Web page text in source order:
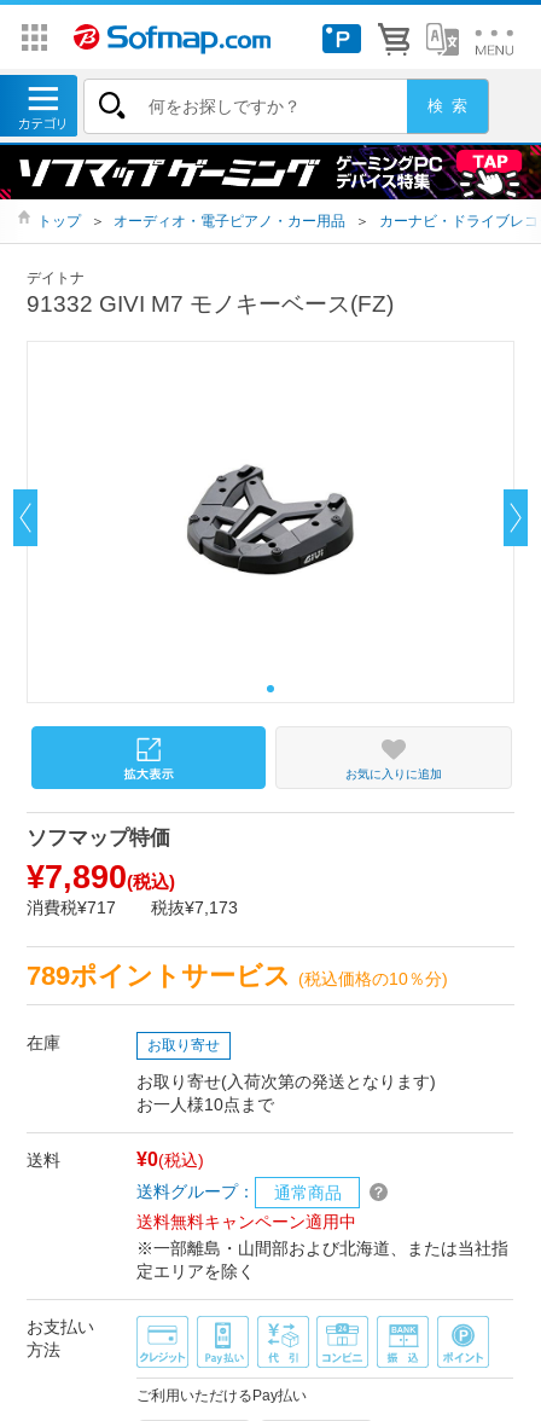
トップ ＞ オーディオ・電子ピアノ・カー用品 ＞ カーナビ・ドライブレ
デイトナ
91332 GIVI M7 モノキーベース(FZ)
お気に入りに追加
ソフマップ特価
¥7,890(税込)
消費税¥717 税抜¥7,173
789ポイントサービス(税込価格の10％分)
在庫 お取り寄せ
お取り寄せ(入荷次第の発送となります)
お一人様10点まで
送料 ¥0(税込)
送料グループ：
通常商品
送料無料キャンペーン適用中
※一部離島・山間部および北海道、または当社指
定エリアを除く
お支払い
方法
ご利用いただけるPay払い